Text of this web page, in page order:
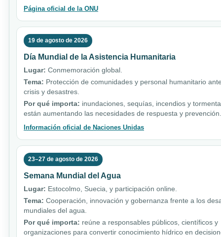
Página oficial de la ONU
19 de agosto de 2026
Día Mundial de la Asistencia Humanitaria
Lugar: Conmemoración global.
Tema: Protección de comunidades y personal humanitario
crisis y desastres.
Por qué importa: inundaciones, sequías, incendios y
están aumentando las necesidades de respuesta y prevención.
Información oficial de Naciones Unidas
23–27 de agosto de 2026
Semana Mundial del Agua
Lugar: Estocolmo, Suecia, y participación online.
Tema: Cooperación, innovación y gobernanza frente a los
mundiales del agua.
Por qué importa: reúne a responsables públicos, científicos y
organizaciones para convertir conocimiento hídrico en